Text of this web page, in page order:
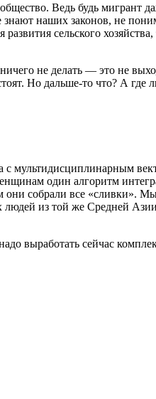
Ведь будь мигрант
наших законов, не
сельского хозяйства,
не делать — это не
Но дальше-то что? А где
с мультидисциплинарным
один алгоритм
они собрали все «сливки».
людей из той же Средней
выработать сейчас